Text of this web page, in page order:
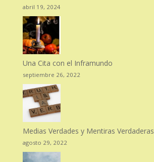
abril 19, 2024
Una Cita con el Inframundo
septiembre 26, 2022
Medias Verdades y Mentiras Verdaderas
agosto 29, 2022